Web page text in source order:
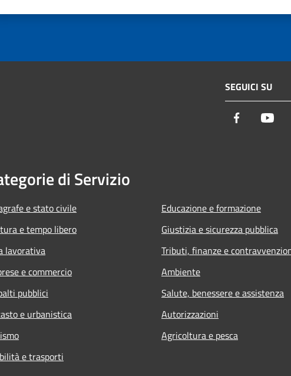
SEGUICI SU
Facebook
di Servizio
e stato civile
e tempo libero
lavorativa
e commercio
pubblici
e urbanistica
e trasporti
Educazione e formazione
Giustizia e sicurezza pubblica
Tributi, finanze e
Ambiente
Salute, benessere e assistenza
Autorizzazioni
Agricoltura e pesca